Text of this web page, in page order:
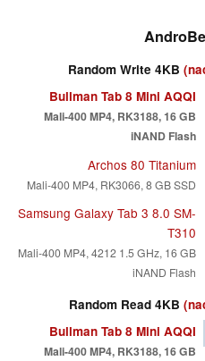
Random Write 4KB
Bullman Tab 8 Mini AQQI
Mali-400 MP4, RK3188, 16 GB
iNAND Flash
Archos 80 Titanium
Mali-400 MP4, RK3066, 8 GB SSD
Samsung Galaxy Tab 3 8.0 SM-
T310
Mali-400 MP4, 4212 1.5 GHz, 16 GB
iNAND Flash
Random Read 4KB
Bullman Tab 8 Mini AQQI
Mali-400 MP4, RK3188, 16 GB